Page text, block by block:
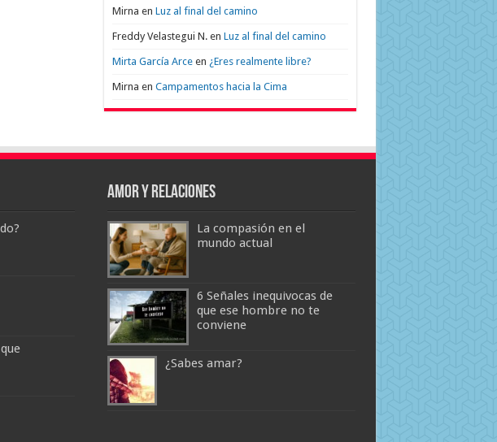
Mirna en Luz al final del camino
Freddy Velastegui N.en Luz al final del camino
Mirta García Arceen ¿Eres realmente libre?
Mirna en Campamentos hacia la Cima
Amor y Relaciones
La compasión en el
mundo actual
6 Señales inequivocas de
que ese hombre no te
conviene
¿Sabes amar?